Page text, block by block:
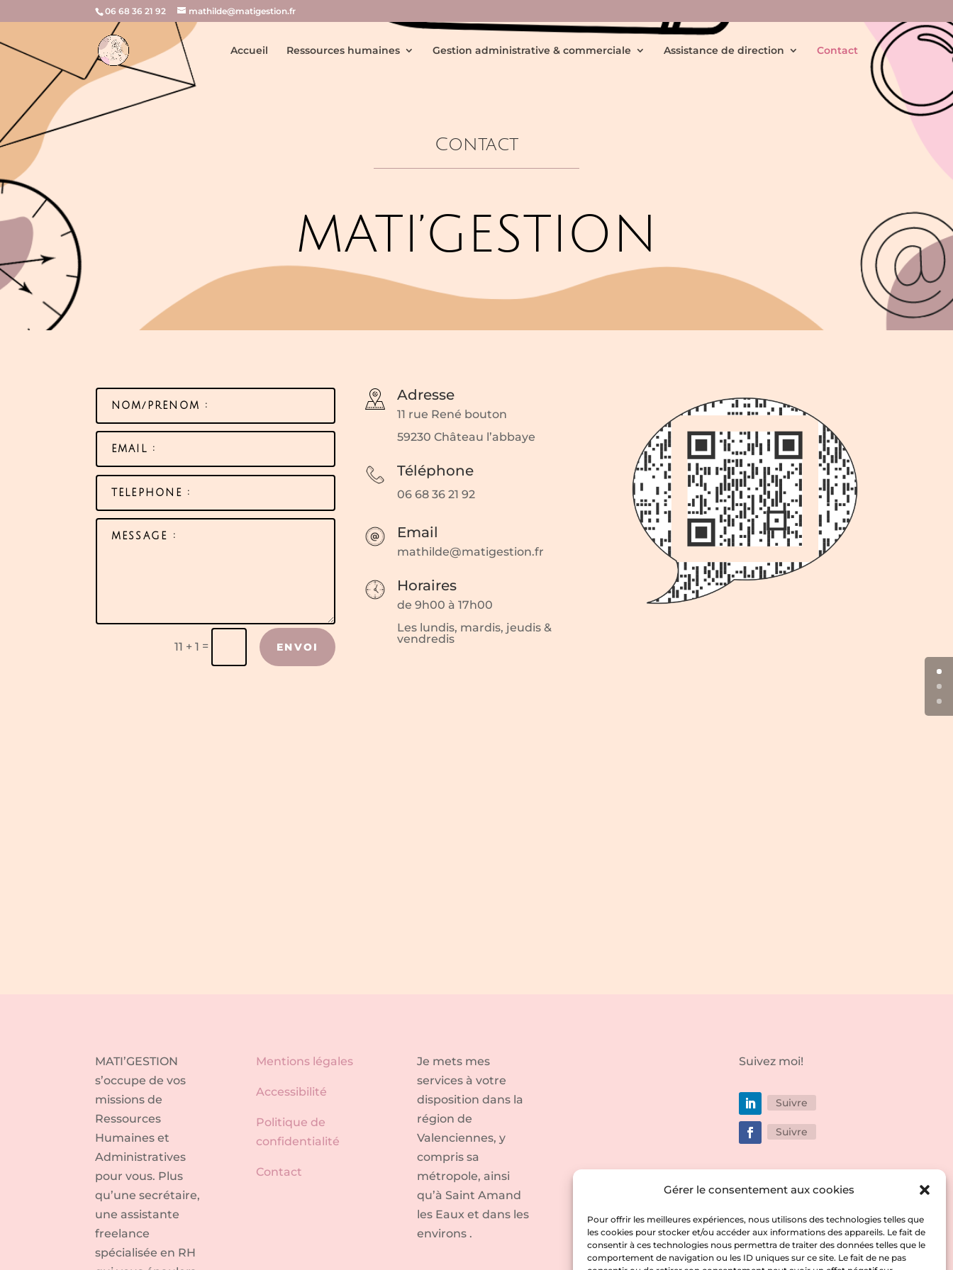
Gérer le consentement aux cookies
Pour offrir les meilleures expériences, nous utilisons des technologies telles que
les cookies pour stocker et/ou accéder aux informations des appareils. Le fait de
consentir à ces technologies nous permettra de traiter des données telles que le
comportement de navigation ou les ID uniques sur ce site. Le fait de ne pas
06 68 36 21 92 mathilde@matigestion.fr
Accueil Ressources humaines Gestion administrative & commerciale Assistance de direction Contact
Contact
MATI’GESTION
11 + 1 = ENVOI
Adresse
11 rue René bouton
59230 Château l’abbaye
Téléphone
06 68 36 21 92
Email
mathilde@matigestion.fr
Horaires
de 9h00 à 17h00
Les lundis, mardis, jeudis &
vendredis
MATI’GESTION
s’occupe de vos
missions de
Ressources
Humaines et
Administratives
pour vous. Plus
qu’une secrétaire,
une assistante
freelance
spécialisée en RH
Mentions légales
Accessibilité
Politique de
confidentialité
Contact
Je mets mes
services à votre
disposition dans la
région de
Valenciennes, y
compris sa
métropole, ainsi
qu’à Saint Amand
les Eaux et dans les
environs .
Suivez moi!
Suivre
Suivre
Flyer